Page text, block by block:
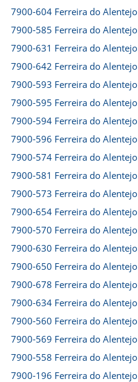
7900-604 Ferreira do Alentejo
7900-585 Ferreira do Alentejo
7900-631 Ferreira do Alentejo
7900-642 Ferreira do Alentejo
7900-593 Ferreira do Alentejo
7900-595 Ferreira do Alentejo
7900-594 Ferreira do Alentejo
7900-596 Ferreira do Alentejo
7900-574 Ferreira do Alentejo
7900-581 Ferreira do Alentejo
7900-573 Ferreira do Alentejo
7900-654 Ferreira do Alentejo
7900-570 Ferreira do Alentejo
7900-630 Ferreira do Alentejo
7900-650 Ferreira do Alentejo
7900-678 Ferreira do Alentejo
7900-634 Ferreira do Alentejo
7900-560 Ferreira do Alentejo
7900-569 Ferreira do Alentejo
7900-558 Ferreira do Alentejo
7900-196 Ferreira do Alentejo